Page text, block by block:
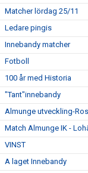
Matcher lördag 25/11
Ledare pingis
Innebandy matcher
Fotboll
100 år med Historia
"Tant"innebandy
Almunge utveckling-
Match Almunge IK -
VINST
A laget Innebandy